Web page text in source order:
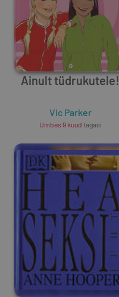
Ainult tüdrukutele!
Vic Parker
Umbes 9 kuud tagasi